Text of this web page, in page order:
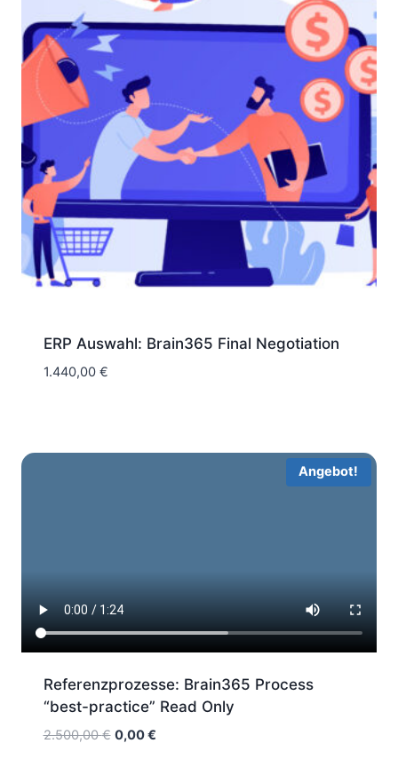
ERP Auswahl: Brain365 Final Negotiation
1.440,00 €
Angebot!
Referenzprozesse: Brain365 Process
“best-practice” Read Only
2.500,00€ Ursprünglicher
0,00€Aktueller